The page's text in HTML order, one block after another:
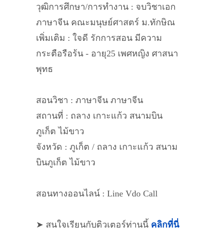
วุฒิการศึกษา/การทำงาน : จบวิชาเอก
ภาษาจีน คณะมนุษย์ศาสตร์ ม.ทักษิณ
เพิ่มเติม : ใจดี รักการสอน มีความ
กระตือรือร้น - อายุ25 เพศหญิง ศาสนา
พุทธ
สอนวิชา : ภาษาจีน ภาษาจีน
สถานที่ : ถลาง เกาะแก้ว สนามบิน
ภูเก็ต ไม้ขาว
จังหวัด : ภูเก็ต / ถลาง เกาะแก้ว สนาม
บินภูเก็ต ไม้ขาว
สอนทางออนไลน์ : Line Vdo Call
➤ สนใจเรียนกับติวเตอร์ท่านนี้ คลิกที่นี่